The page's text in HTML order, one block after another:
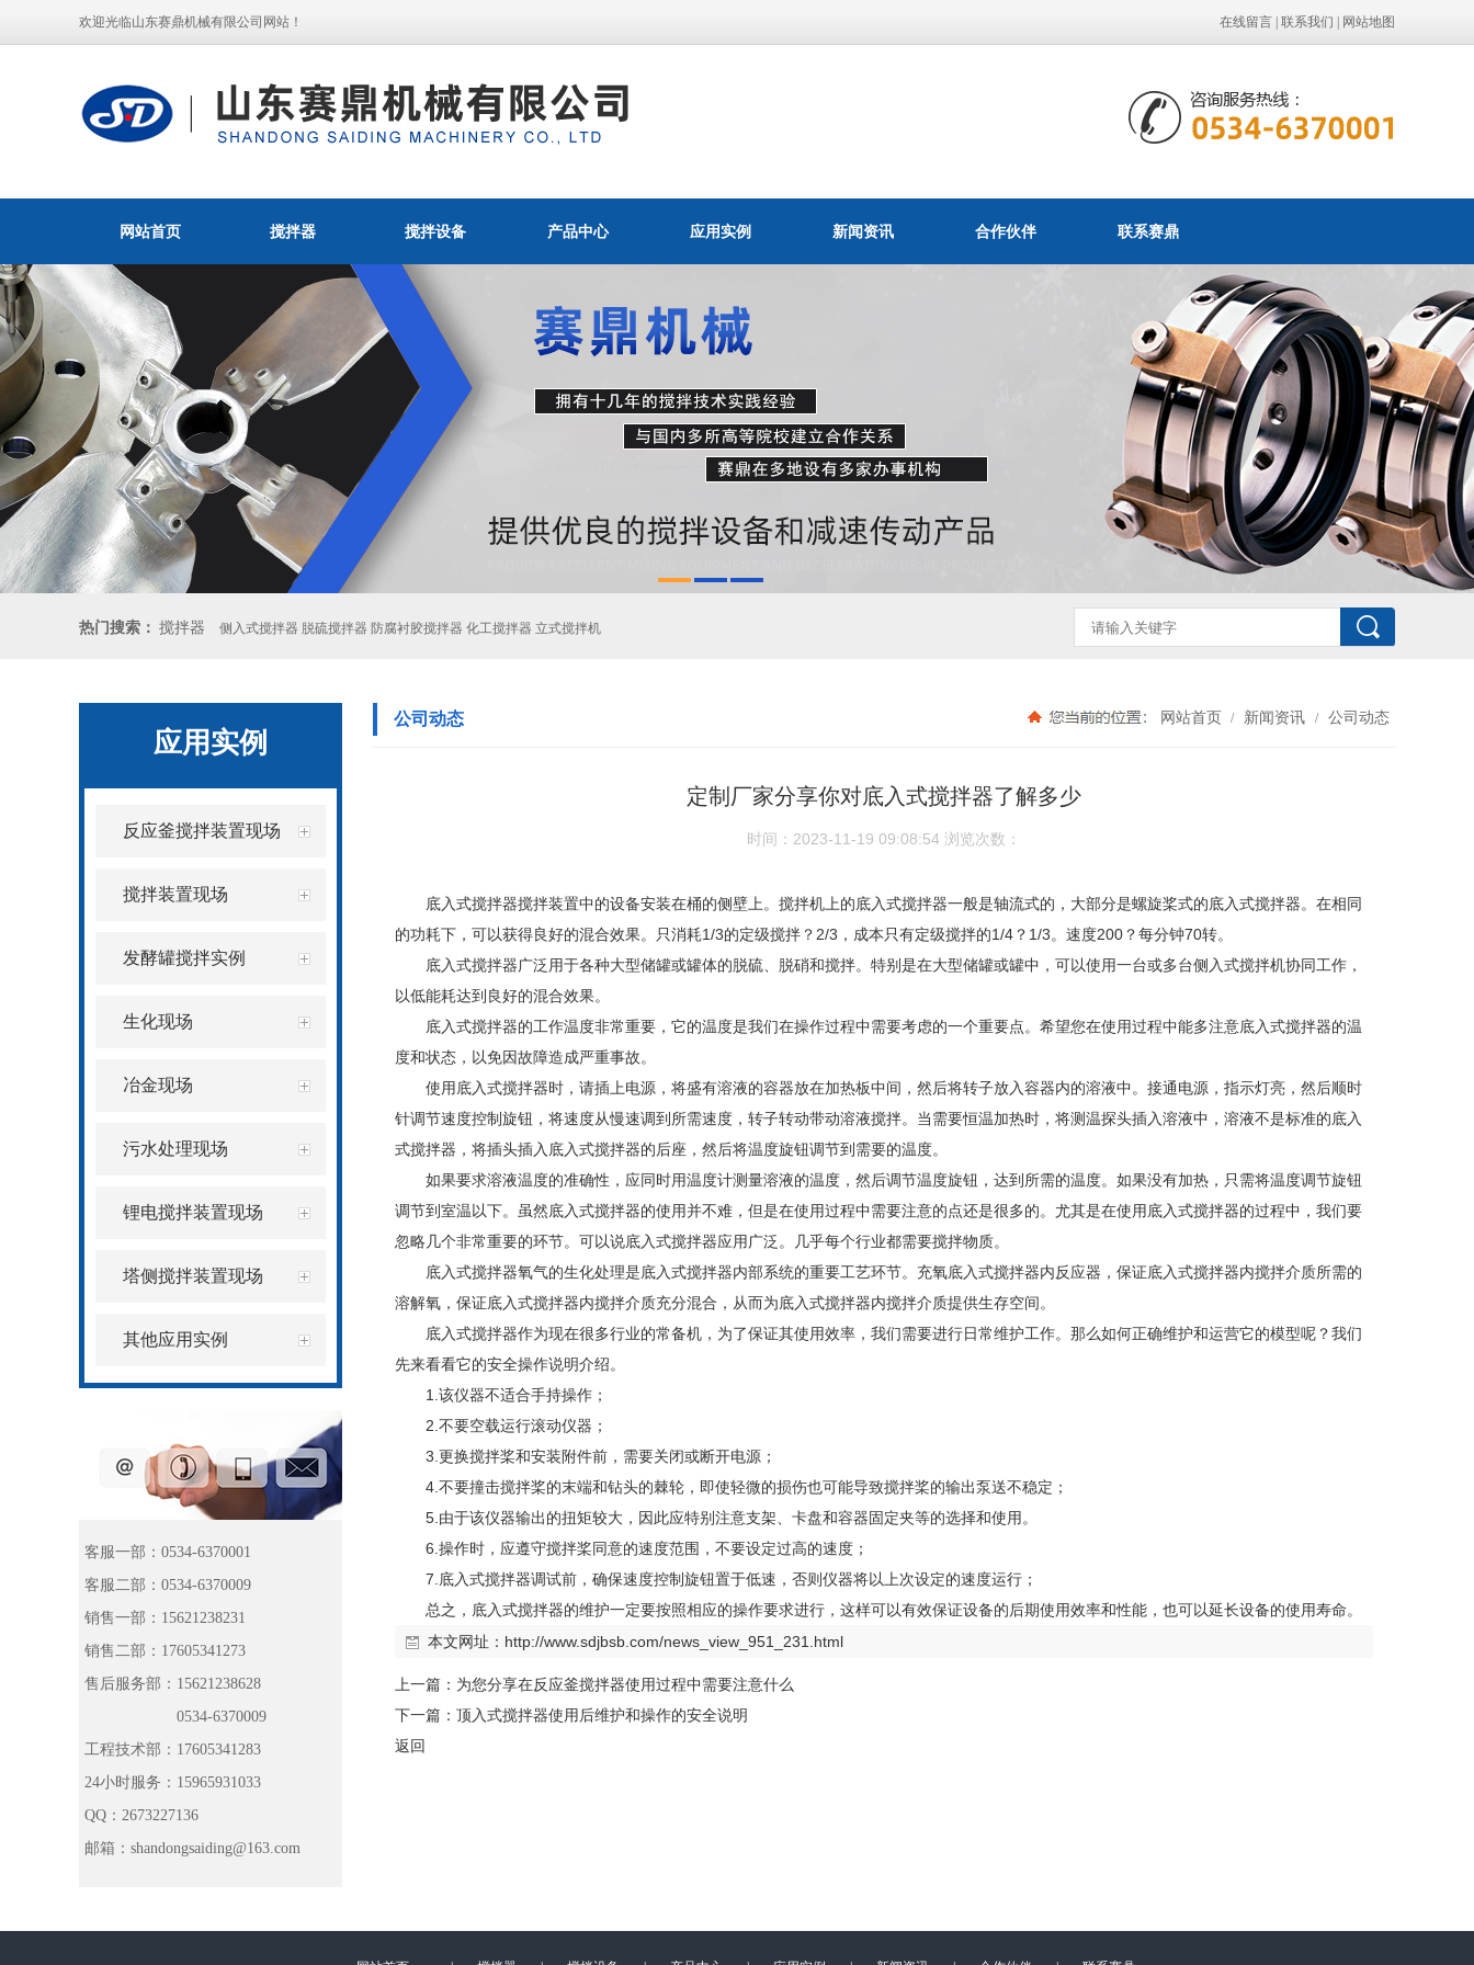
欢迎光临山东赛鼎机械有限公司网站！ 在线留言 联系我们 网站地图
网站首页 搅拌器 搅拌设备 产品中心 应用实例 新闻资讯 合作伙伴 联系赛鼎
热门搜索： 搅拌器 侧入式搅拌器 脱硫搅拌器 防腐衬胶搅拌器 化工搅拌器 立式搅拌机
应用实例
反应釜搅拌装置现场
搅拌装置现场
发酵罐搅拌实例
生化现场
冶金现场
污水处理现场
锂电搅拌装置现场
塔侧搅拌装置现场
其他应用实例
客服一部：0534-6370001
客服二部：0534-6370009
销售一部：15621238231
销售二部：17605341273
售后服务部：15621238628
0534-6370009
工程技术部：17605341283
24小时服务：15965931033
QQ：2673227136
邮箱：shandongsaiding@163.com
公司动态 网站首页 / 新闻资讯 / 公司动态
定制厂家分享你对底入式搅拌器了解多少
时间：2023-11-19 09:08:54 浏览次数：
底入式搅拌器搅拌装置中的设备安装在桶的侧壁上。搅拌机上的底入式搅拌器一般是轴流式的，大部分是螺旋桨式的底入式搅拌器。在相同
的功耗下，可以获得良好的混合效果。只消耗1/3的定级搅拌？2/3，成本只有定级搅拌的1/4？1/3。速度200？每分钟70转。
底入式搅拌器广泛用于各种大型储罐或罐体的脱硫、脱硝和搅拌。特别是在大型储罐或罐中，可以使用一台或多台侧入式搅拌机协同工作，
以低能耗达到良好的混合效果。
底入式搅拌器的工作温度非常重要，它的温度是我们在操作过程中需要考虑的一个重要点。希望您在使用过程中能多注意底入式搅拌器的温
度和状态，以免因故障造成严重事故。
使用底入式搅拌器时，请插上电源，将盛有溶液的容器放在加热板中间，然后将转子放入容器内的溶液中。接通电源，指示灯亮，然后顺时
针调节速度控制旋钮，将速度从慢速调到所需速度，转子转动带动溶液搅拌。当需要恒温加热时，将测温探头插入溶液中，溶液不是标准的底入
式搅拌器，将插头插入底入式搅拌器的后座，然后将温度旋钮调节到需要的温度。
如果要求溶液温度的准确性，应同时用温度计测量溶液的温度，然后调节温度旋钮，达到所需的温度。如果没有加热，只需将温度调节旋钮
调节到室温以下。虽然底入式搅拌器的使用并不难，但是在使用过程中需要注意的点还是很多的。尤其是在使用底入式搅拌器的过程中，我们要
忽略几个非常重要的环节。可以说底入式搅拌器应用广泛。几乎每个行业都需要搅拌物质。
底入式搅拌器氧气的生化处理是底入式搅拌器内部系统的重要工艺环节。充氧底入式搅拌器内反应器，保证底入式搅拌器内搅拌介质所需的
溶解氧，保证底入式搅拌器内搅拌介质充分混合，从而为底入式搅拌器内搅拌介质提供生存空间。
底入式搅拌器作为现在很多行业的常备机，为了保证其使用效率，我们需要进行日常维护工作。那么如何正确维护和运营它的模型呢？我们
先来看看它的安全操作说明介绍。
1.该仪器不适合手持操作；
2.不要空载运行滚动仪器；
3.更换搅拌桨和安装附件前，需要关闭或断开电源；
4.不要撞击搅拌桨的末端和钻头的棘轮，即使轻微的损伤也可能导致搅拌桨的输出泵送不稳定；
5.由于该仪器输出的扭矩较大，因此应特别注意支架、卡盘和容器固定夹等的选择和使用。
6.操作时，应遵守搅拌桨同意的速度范围，不要设定过高的速度；
7.底入式搅拌器调试前，确保速度控制旋钮置于低速，否则仪器将以上次设定的速度运行；
总之，底入式搅拌器的维护一定要按照相应的操作要求进行，这样可以有效保证设备的后期使用效率和性能，也可以延长设备的使用寿命。
本文网址： http://www.sdjbsb.com/news_view_951_231.html
上一篇： 为您分享在反应釜搅拌器使用过程中需要注意什么
下一篇： 顶入式搅拌器使用后维护和操作的安全说明
返回